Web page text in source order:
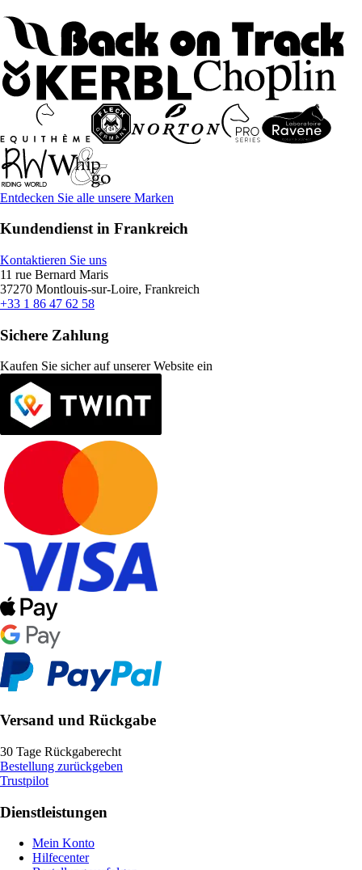
Entdecken Sie alle unsere Marken
Kundendienst in Frankreich
Kontaktieren Sie uns
11 rue Bernard Maris
37270 Montlouis-sur-Loire, Frankreich
+33 1 86 47 62 58
Sichere Zahlung
Kaufen Sie sicher auf unserer Website ein
Versand und Rückgabe
30 Tage Rückgaberecht
Bestellung zurückgeben
Trustpilot
Dienstleistungen
Mein Konto
Hilfecenter